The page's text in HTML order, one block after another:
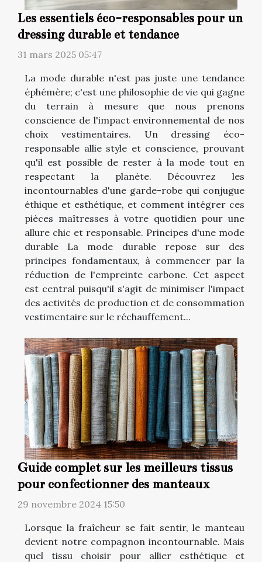
Les essentiels éco-responsables pour un
dressing durable et tendance
31 mars 2025 05:47
La mode durable n'est pas juste une tendance
éphémère; c'est une philosophie de vie qui gagne
du terrain à mesure que nous prenons
conscience de l'impact environnemental de nos
choix vestimentaires. Un dressing éco-
responsable allie style et conscience, prouvant
qu'il est possible de rester à la mode tout en
respectant la planète. Découvrez les
incontournables d'une garde-robe qui conjugue
éthique et esthétique, et comment intégrer ces
pièces maîtresses à votre quotidien pour une
allure chic et responsable. Principes d'une mode
durable La mode durable repose sur des
principes fondamentaux, à commencer par la
réduction de l'empreinte carbone. Cet aspect
est central puisqu'il s'agit de minimiser l'impact
des activités de production et de consommation
vestimentaire sur le réchauffement...
Guide complet sur les meilleurs tissus
pour confectionner des manteaux
29 novembre 2024 15:50
Lorsque la fraîcheur se fait sentir, le manteau
devient notre compagnon incontournable. Mais
quel tissu choisir pour allier esthétique et